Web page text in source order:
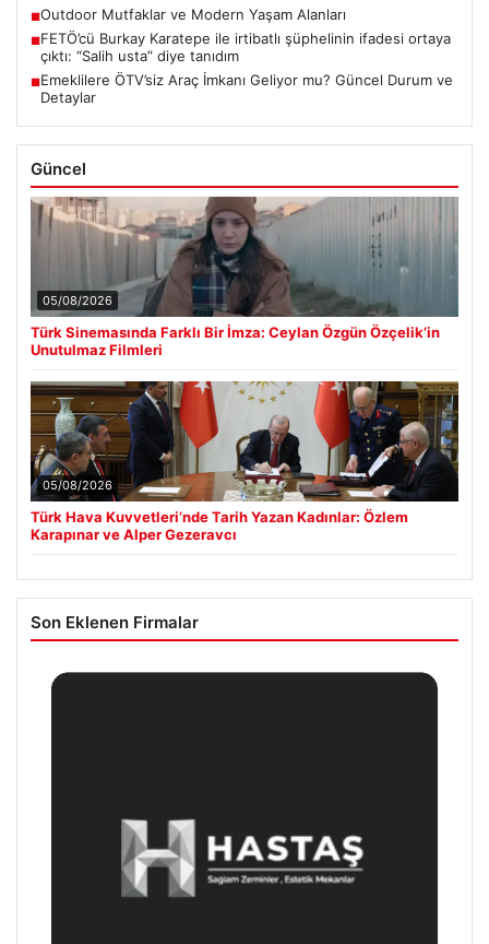
■Outdoor Mutfaklar ve Modern Yaşam Alanları
■FETÖ’cü Burkay Karatepe ile irtibatlı şüphelinin ifadesi ortaya
çıktı: “Salih usta” diye tanıdım
■Emeklilere ÖTV’siz Araç İmkanı Geliyor mu? Güncel Durum ve
Detaylar
Güncel
05/08/2026
Türk Sinemasında Farklı Bir İmza: Ceylan Özgün Özçelik’in
Unutulmaz Filmleri
05/08/2026
Türk Hava Kuvvetleri’nde Tarih Yazan Kadınlar: Özlem
Karapınar ve Alper Gezeravcı
Son Eklenen Firmalar